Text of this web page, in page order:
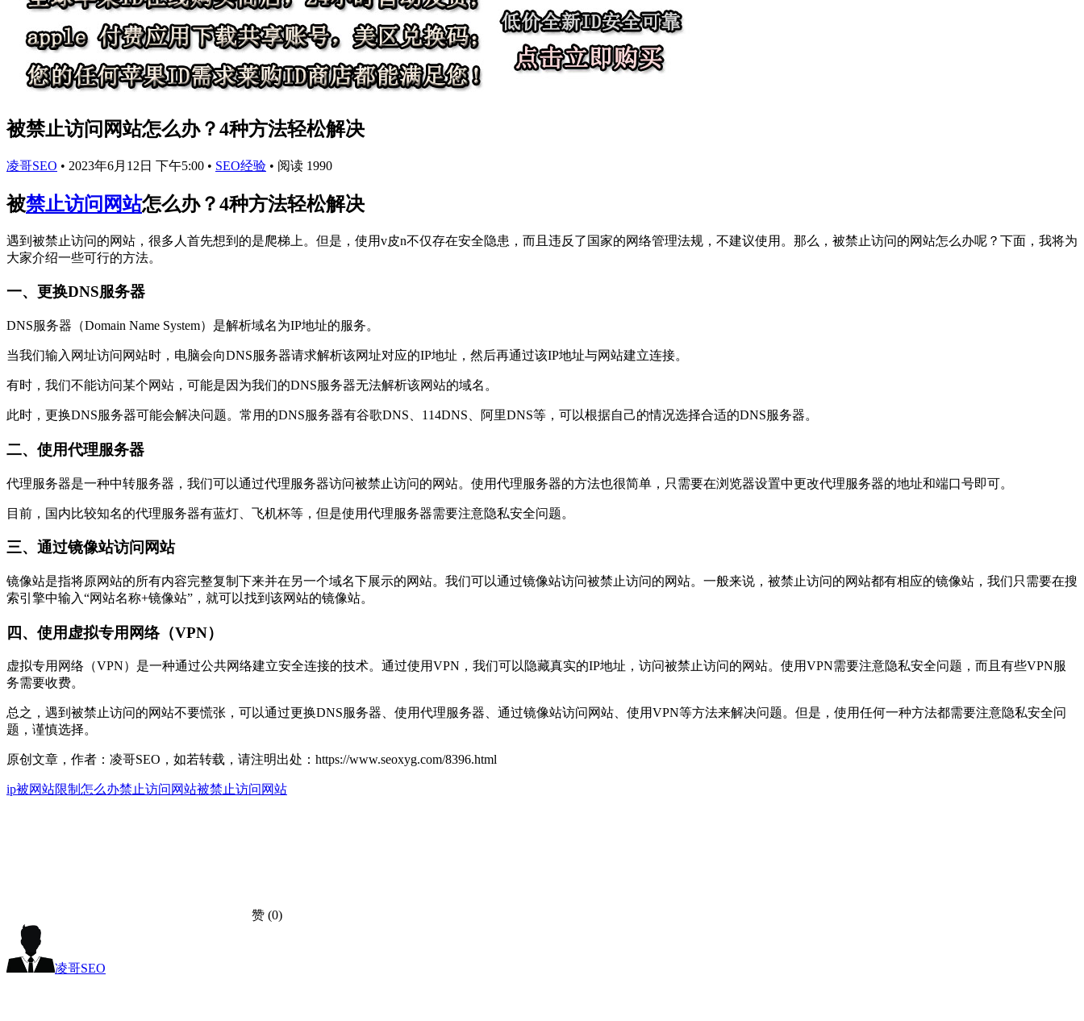
被禁止访问网站怎么办？4种方法轻松解决
凌哥SEO • 2023年6月12日 下午5:00 • SEO经验 • 阅读 1990
被禁止访问网站怎么办？4种方法轻松解决
遇到被禁止访问的网站，很多人首先想到的是爬梯上。但是，使用v皮n不仅存在安全隐患，而且违反了国家的网络管理法规，不建议使用。那么，被禁止访问的网站怎么办呢？下面，我将为
大家介绍一些可行的方法。
一、更换DNS服务器
DNS服务器（Domain Name System）是解析域名为IP地址的服务。
当我们输入网址访问网站时，电脑会向DNS服务器请求解析该网址对应的IP地址，然后再通过该IP地址与网站建立连接。
有时，我们不能访问某个网站，可能是因为我们的DNS服务器无法解析该网站的域名。
此时，更换DNS服务器可能会解决问题。常用的DNS服务器有谷歌DNS、114DNS、阿里DNS等，可以根据自己的情况选择合适的DNS服务器。
二、使用代理服务器
代理服务器是一种中转服务器，我们可以通过代理服务器访问被禁止访问的网站。使用代理服务器的方法也很简单，只需要在浏览器设置中更改代理服务器的地址和端口号即可。
目前，国内比较知名的代理服务器有蓝灯、飞机杯等，但是使用代理服务器需要注意隐私安全问题。
三、通过镜像站访问网站
镜像站是指将原网站的所有内容完整复制下来并在另一个域名下展示的网站。我们可以通过镜像站访问被禁止访问的网站。一般来说，被禁止访问的网站都有相应的镜像站，我们只需要在搜
索引擎中输入“网站名称+镜像站”，就可以找到该网站的镜像站。
四、使用虚拟专用网络（VPN）
虚拟专用网络（VPN）是一种通过公共网络建立安全连接的技术。通过使用VPN，我们可以隐藏真实的IP地址，访问被禁止访问的网站。使用VPN需要注意隐私安全问题，而且有些VPN服
务需要收费。
总之，遇到被禁止访问的网站不要慌张，可以通过更换DNS服务器、使用代理服务器、通过镜像站访问网站、使用VPN等方法来解决问题。但是，使用任何一种方法都需要注意隐私安全问
题，谨慎选择。
原创文章，作者：凌哥SEO，如若转载，请注明出处：https://www.seoxyg.com/8396.html
ip被网站限制怎么办禁止访问网站被禁止访问网站
赞 (0)
凌哥SEO